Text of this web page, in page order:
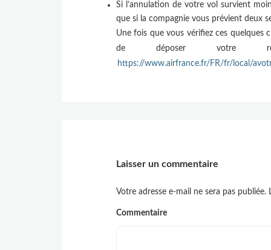
Si l’annulation de votre vol survient
que si la compagnie vous prévient deux
Une fois que vous vérifiez ces
de déposer votre
https://www.airfrance.fr/FR/fr/local/
Laisser un commentaire
Votre adresse e-mail ne sera pas publiée.
Commentaire